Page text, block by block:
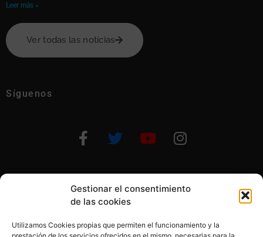
Gestionar el consentimiento
de las cookies
Utilizamos Cookies propias que permiten el funcionamiento y la
Leer más »
Ver todas las notícias
Síguenos
Otras formas de ayudar